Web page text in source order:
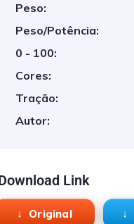
Peso:
Peso/Potência:
0 - 100:
Cores:
Tração:
Autor:
Link
Original